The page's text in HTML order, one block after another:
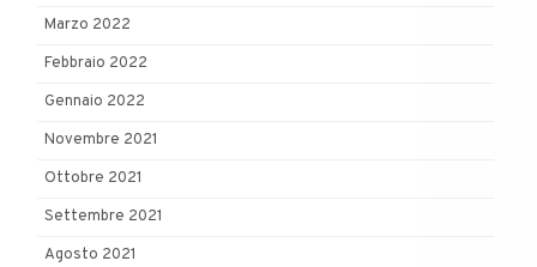
Marzo 2022
Febbraio 2022
Gennaio 2022
Novembre 2021
Ottobre 2021
Settembre 2021
Agosto 2021